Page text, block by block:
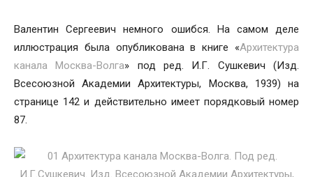
Валентин Сергеевич немного ошибся. На самом деле
иллюстрация была опубликована в книге «Архитектура
канала Москва-Волга» под ред. И.Г. Сушкевич (Изд.
Всесоюзной Академии Архитектуры, Москва, 1939) на
странице 142 и действительно имеет порядковый номер
87.